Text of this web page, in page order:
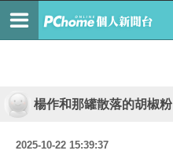
楊作和那罐散落的胡椒粉
2025-10-22 15:39:37